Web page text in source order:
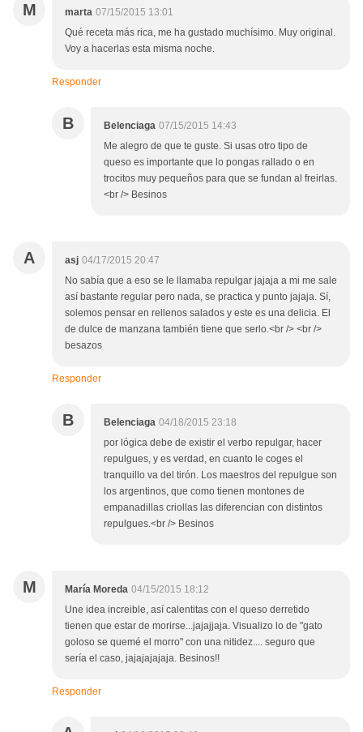
M marta 07/15/2015 13:01
Qué receta más rica, me ha gustado muchísimo. Muy original.
Voy a hacerlas esta misma noche.
Responder
B Belenciaga 07/15/2015 14:43
Me alegro de que te guste. Si usas otro tipo de
queso es importante que lo pongas rallado o en
trocitos muy pequeños para que se fundan al freirlas.
<br /> Besinos
A asj 04/17/2015 20:47
No sabía que a eso se le llamaba repulgar jajaja a mi me sale
así bastante regular pero nada, se practica y punto jajaja. Sí,
solemos pensar en rellenos salados y este es una delicia. El
de dulce de manzana también tiene que serlo.<br /> <br />
besazos
Responder
B Belenciaga 04/18/2015 23:18
por lógica debe de existir el verbo repulgar, hacer
repulgues, y es verdad, en cuanto le coges el
tranquillo va del tirón. Los maestros del repulgue son
los argentinos, que como tienen montones de
empanadillas criollas las diferencian con distintos
repulgues.<br /> Besinos
M María Moreda 04/15/2015 18:12
Une idea increible, así calentitas con el queso derretido
tienen que estar de morirse...jajajjaja. Visualizo lo de "gato
goloso se quemé el morro" con una nitidez.... seguro que
sería el caso, jajajajajaja. Besinos!!
Responder